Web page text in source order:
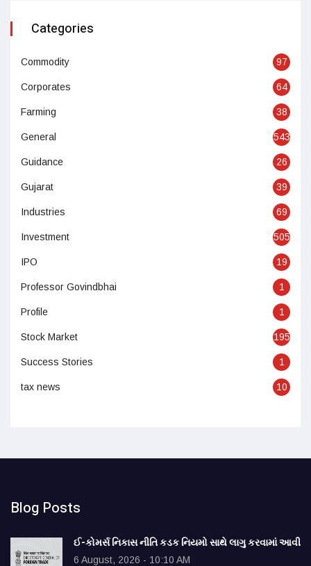
Categories
Commodity 97
Corporates 64
Farming 38
General 543
Guidance 26
Gujarat 39
Industries 69
Investment 505
IPO 19
Professor Govindbhai 1
Profile 1
Stock Market 195
Success Stories 1
tax news 10
Blog Posts
ઈ-કોમર્સ નિકાસ નીતિ કડક નિયમો સાથે લાગુ કરવામાં આવી
6 August, 2026 - 10:10 AM